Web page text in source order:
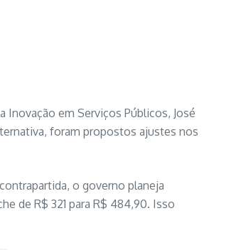
Inovação em Serviços Públicos, José
foram propostos ajustes nos
o governo planeja
de R$ 321 para R$ 484,90. Isso